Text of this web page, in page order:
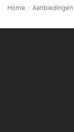
Home